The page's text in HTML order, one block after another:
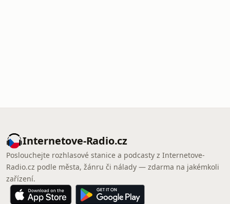
Internetove-Radio.cz
Poslouchejte rozhlasové stanice a podcasty z Internetove-
Radio.cz podle města, žánru či nálady — zdarma na jakémkoli
zařízení.